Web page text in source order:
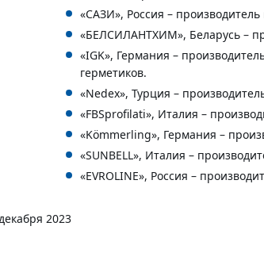
«САЗИ», Россия –
«БЕЛСИЛАНТХИМ», Беларусь –
«IGK», Германия –
герметиков.
«Nedex», Турция –
«FBSprofilati», Италия –
«Kömmerling», Германия –
«SUNBELL», Италия –
«EVROLINE», Россия –
2023